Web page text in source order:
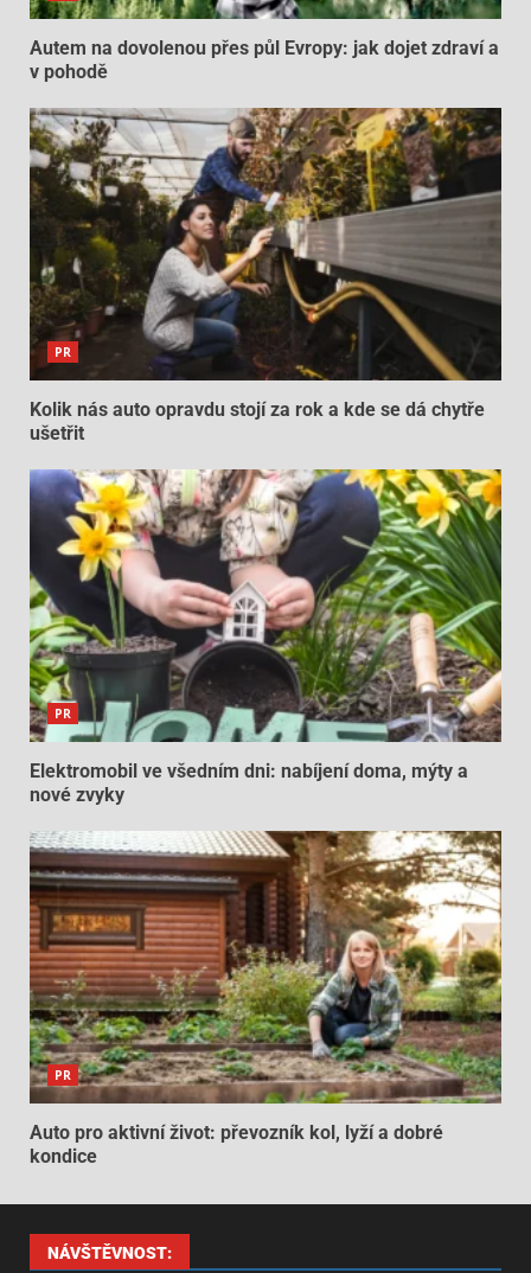
Autem na dovolenou přes půl Evropy: jak dojet zdraví a
v pohodě
PR
Kolik nás auto opravdu stojí za rok a kde se dá chytře
ušetřit
PR
Elektromobil ve všedním dni: nabíjení doma, mýty a
nové zvyky
PR
Auto pro aktivní život: převozník kol, lyží a dobré
kondice
NÁVŠTĚVNOST: